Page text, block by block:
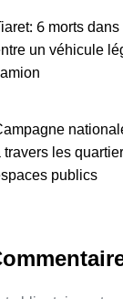
6 morts
un véhicule
les
publics